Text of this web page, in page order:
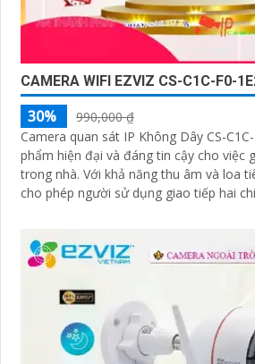
CAMERA WIFI EZVIZ CS-C1C-F0-
30%
990,000 ₫
Camera quan sát IP Không Dây CS-
phẩm hiện đại và đáng tin cậy cho việc
trong nhà. Với khả năng thu âm và loa tiên tiến, camera này
cho phép người sử dụng giao tiếp hai